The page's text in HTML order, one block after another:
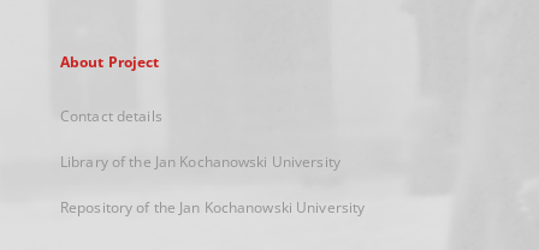
About Project
Contact details
Library of the Jan Kochanowski University
Repository of the Jan Kochanowski University